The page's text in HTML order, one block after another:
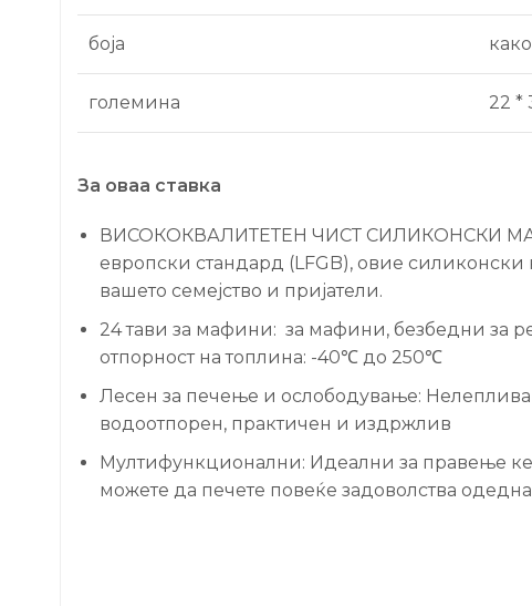
боја
големина 22 *
За оваа ставка
ВИСОКОКВАЛИТЕТЕН ЧИСТ СИЛИКОНСКИ
европски стандард (LFGB), овие силиконски
вашето семејство и пријатели.
24 тави за мафини: за мафини, безбедни за
отпорност на топлина: -40℃ до 250℃
Лесен за печење и ослободување: Нелеплива
водоотпорен, практичен и издржлив
Мултифункционални: Идеални за правење
можете да печете повеќе задоволства